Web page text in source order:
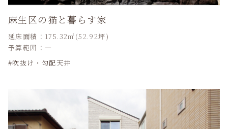
麻生区の猫と暮らす家
延床面積：175.32㎡(52.92坪)
予算範囲：―
吹抜け・勾配天井